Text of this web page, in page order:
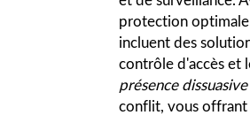
protection
incluent des
contrôle d'accès et
présence dissuasive
conflit, vous